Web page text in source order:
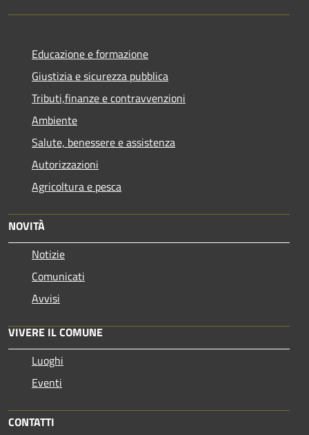
Educazione e formazione
Giustizia e sicurezza pubblica
Tributi,finanze e contravvenzioni
Ambiente
Salute, benessere e assistenza
Autorizzazioni
Agricoltura e pesca
NOVITÀ
Notizie
Comunicati
Avvisi
VIVERE IL COMUNE
Luoghi
Eventi
CONTATTI